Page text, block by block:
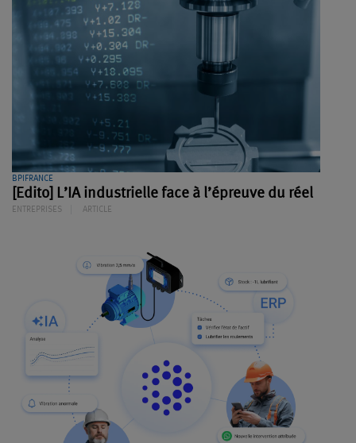
BPIFRANCE
[Edito] L’IA industrielle face à l’épreuve du réel
ENTREPRISES ARTICLE